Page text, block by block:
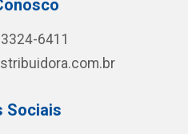
6411
Sociais